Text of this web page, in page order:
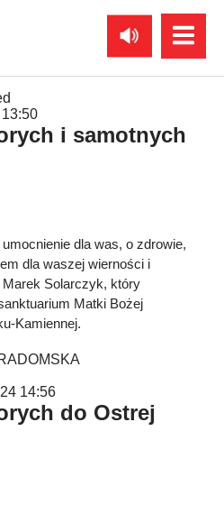
i samotnych
dla was, o zdrowie,
dla waszej wierności i
Marek Solarczyk, który
Matki Bożej
Kamiennej.
14:56
do Ostrej